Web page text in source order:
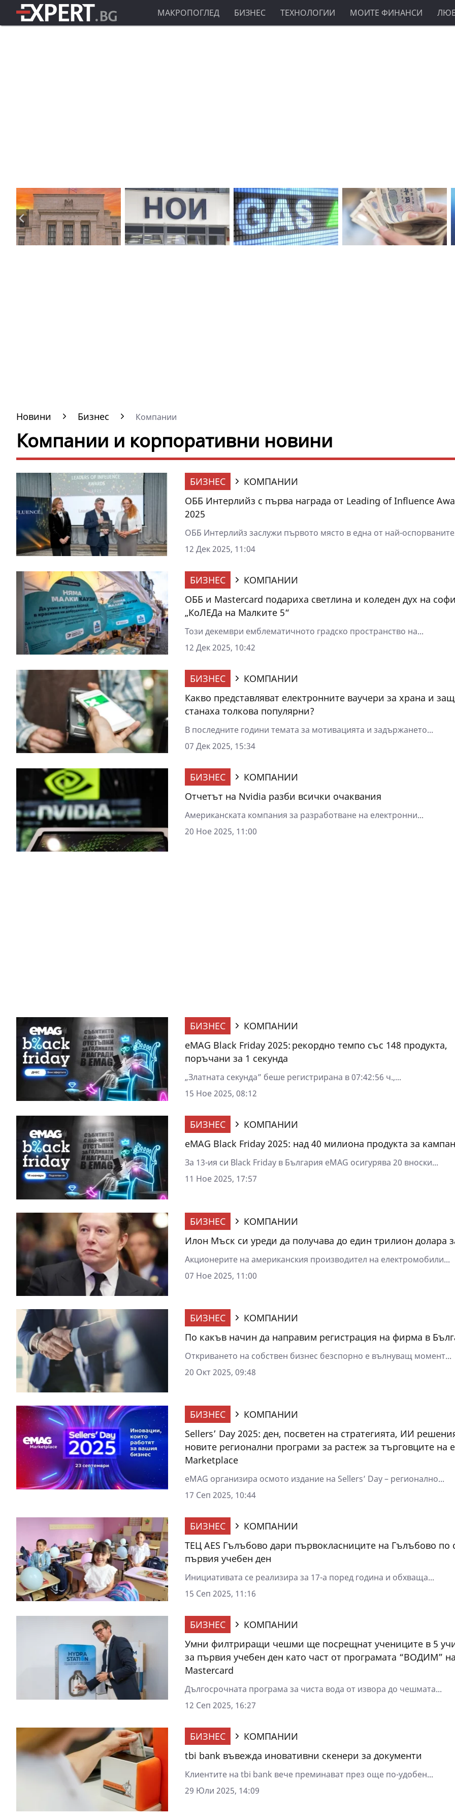
МАКРОПОГЛЕД БИЗНЕС ТЕХНОЛОГИИ МОИТЕ ФИНАНСИ
Новини Бизнес Компании
Компании и корпоративни новини
БИЗНЕС
КОМПАНИИ
ОББ Интерлийз с първа награда от Leading of Influence
2025
ОББ Интерлийз заслужи първото място в една от най-
12 Дек 2025, 11:04
БИЗНЕС
КОМПАНИИ
ОББ и Mastercard подариха светлина и коледен дух на
„КоЛЕДа на Малките 5“
Този декември емблематичното градско пространство на...
12 Дек 2025, 10:42
БИЗНЕС
КОМПАНИИ
Какво представляват електронните ваучери за храна и
станаха толкова популярни?
В последните години темата за мотивацията и задържането...
07 Дек 2025, 15:34
БИЗНЕС
КОМПАНИИ
Отчетът на Nvidia разби всички очаквания
Американската компания за разработване на електронни...
20 Ное 2025, 11:00
БИЗНЕС
КОМПАНИИ
eMAG Black Friday 2025: рекордно темпо със 148 продукта,
поръчани за 1 секунда
„Златната секунда” беше регистрирана в 07:42:56 ч.,...
15 Ное 2025, 08:12
БИЗНЕС
КОМПАНИИ
eMAG Black Friday 2025: над 40 милиона продукта за
За 13-ия си Black Friday в България eMAG осигурява 20 вноски...
11 Ное 2025, 17:57
БИЗНЕС
КОМПАНИИ
Илон Мъск си уреди да получава до един трилион долара
Акционерите на американския производител на електромобили...
07 Ное 2025, 11:00
БИЗНЕС
КОМПАНИИ
По какъв начин да направим регистрация на фирма в
Откриването на собствен бизнес безспорно е вълнуващ момент...
20 Окт 2025, 09:48
БИЗНЕС
КОМПАНИИ
Sellers’ Day 2025: ден, посветен на стратегията, ИИ
новите регионални програми за растеж за търговците на
Marketplace
eMAG организира осмото издание на Sellers’ Day – регионално...
17 Сеп 2025, 10:44
БИЗНЕС
КОМПАНИИ
ТЕЦ AES Гълъбово дари първокласниците на Гълъбово по
първия учебен ден
Инициативата се реализира за 17-а поред година и обхваща...
15 Сеп 2025, 11:16
БИЗНЕС
КОМПАНИИ
Умни филтриращи чешми ще посрещнат учениците в 5
за първия учебен ден като част от програмата “ВОДИМ”
Mastercard
Дългосрочната програма за чиста вода от извора до чешмата...
12 Сеп 2025, 16:27
БИЗНЕС
КОМПАНИИ
tbi bank въвежда иновативни скенери за документи
Клиентите на tbi bank вече преминават през още по-удобен...
29 Юли 2025, 14:09